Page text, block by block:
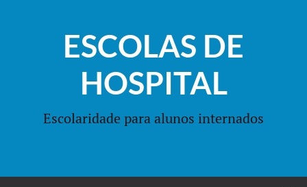
ESCOLAS DE
HOSPITAL
Escolaridade para alunos internados